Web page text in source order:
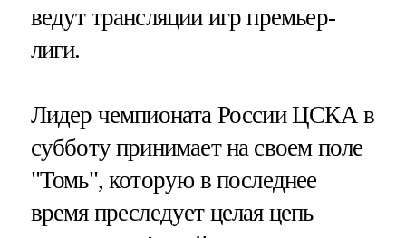
ведут трансляции игр премьер-
лиги.
Лидер чемпионата России ЦСКА в
субботу принимает на своем поле
"Томь", которую в последнее
время преследует целая цепь